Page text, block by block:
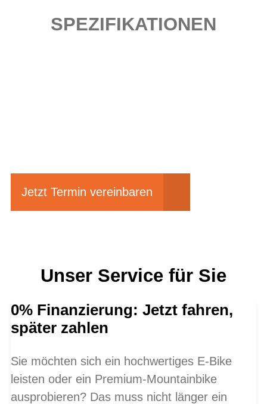
SPEZIFIKATIONEN
Jetzt Termin vereinbaren
Unser Service für Sie
0% Finanzierung: Jetzt fahren,
später zahlen
Sie möchten sich ein hochwertiges E-Bike
leisten oder ein Premium-Mountainbike
ausprobieren? Das muss nicht länger ein